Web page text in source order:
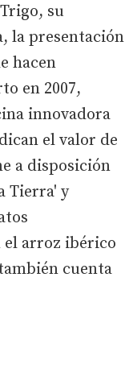
su
la presentación
hacen
en 2007,
innovadora
el valor de
a disposición
Tierra' y
el arroz ibérico
cuenta